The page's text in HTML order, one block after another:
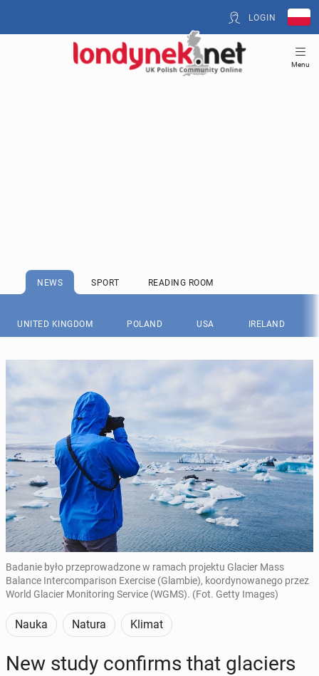
LOGIN
Menu
NEWS SPORT READING ROOM
UNITED KINGDOM POLAND USA IRELAND
Badanie było przeprowadzone w ramach projektu Glacier Mass
Balance Intercomparison Exercise (Glambie), koordynowanego przez
World Glacier Monitoring Service (WGMS). (Fot. Getty Images)
Nauka Natura Klimat
New study con­firms that glac­i­ers